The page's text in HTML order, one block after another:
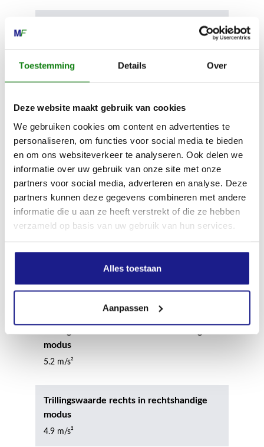
Toestemming Details Over
Deze website maakt gebruik van cookies
We gebruiken cookies om content en advertenties te
personaliseren, om functies voor social media te bieden
en om ons websiteverkeer te analyseren. Ook delen we
informatie over uw gebruik van onze site met onze
partners voor social media, adverteren en analyse. Deze
partners kunnen deze gegevens combineren met andere
informatie die u aan ze heeft verstrekt of die ze hebben
verzameld op basis van uw gebruik van hun services.
Alles toestaan
Aanpassen
Geluidsvermogenniveau
Geluidsvermogenniveau
104.0 dB(A)
5.0 m/s²
5.5 m/s²
modus
5.2 m/s²
Trillingswaarde rechts in rechtshandige
modus
4.9 m/s²